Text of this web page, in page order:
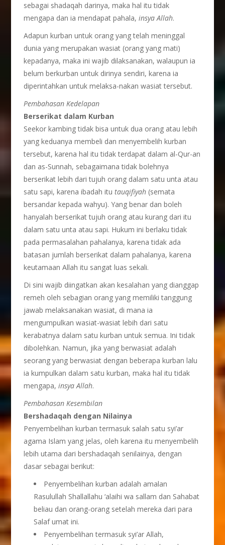
sebagai shadaqah darinya, maka hal itu tidak
mengapa dan ia mendapat pahala,insya Allah.
Adapun kurban untuk orang yang telah meninggal
dunia yang merupakan wasiat (orang yang mati)
kepadanya, maka ini wajib dilaksanakan, walaupun ia
belum berkurban untuk dirinya sendiri, karena ia
diperintahkan untuk melaksa-nakan wasiat tersebut.
Pembahasan Kedelapan
Berserikat dalam Kurban
Seekor kambing tidak bisa untuk dua orang atau lebih
yang keduanya membeli dan menyembelih kurban
tersebut, karena hal itu tidak terdapat dalam al-Qur-an
dan as-Sunnah, sebagaimana tidak bolehnya
berserikat lebih dari tujuh orang dalam satu unta atau
satu sapi, karena ibadah itutauqifiyah (semata
bersandar kepada wahyu). Yang benar dan boleh
hanyalah berserikat tujuh orang atau kurang dari itu
dalam satu unta atau sapi. Hukum ini berlaku tidak
pada permasalahan pahalanya, karena tidak ada
batasan jumlah berserikat dalam pahalanya, karena
keutamaan Allah itu sangat luas sekali.
Di sini wajib diingatkan akan kesalahan yang dianggap
remeh oleh sebagian orang yang memiliki tanggung
jawab melaksanakan wasiat, di mana ia
mengumpulkan wasiat-wasiat lebih dari satu
kerabatnya dalam satu kurban untuk semua. Ini tidak
dibolehkan. Namun, jika yang berwasiat adalah
seorang yang berwasiat dengan beberapa kurban lalu
ia kumpulkan dalam satu kurban, maka hal itu tidak
mengapa,insya Allah.
Pembahasan Kesembilan
Bershadaqah dengan Nilainya
Penyembelihan kurban termasuk salah satu syi’ar
agama Islam yang jelas, oleh karena itu menyembelih
lebih utama dari bershadaqah senilainya, dengan
dasar sebagai berikut:
Penyembelihan kurban adalah amalan
Rasulullah Shallallahu ‘alaihi wa sallam dan Sahabat
beliau dan orang-orang setelah mereka dari para
Salaf umat ini.
Penyembelihan termasuk syi’ar Allah,